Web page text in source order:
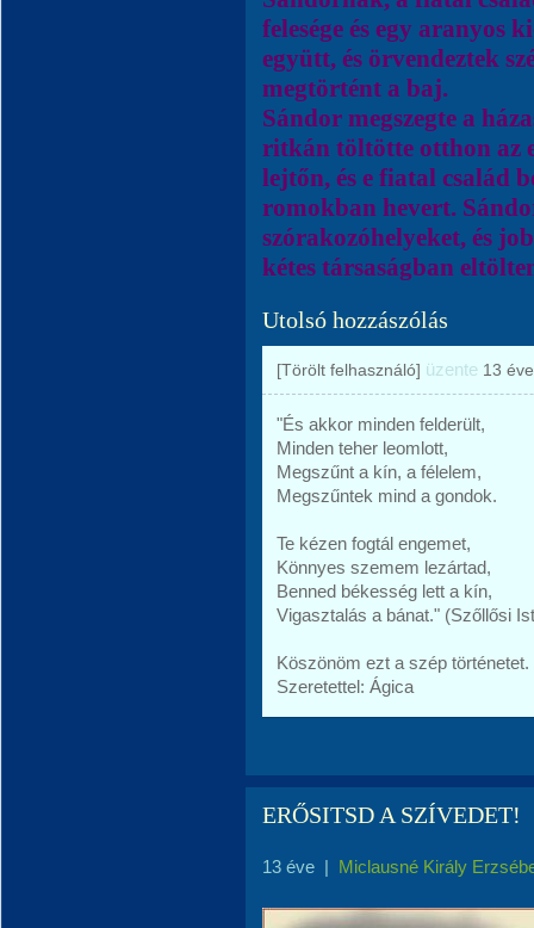
felesége és egy aranyos
együtt, és örvendeztek
megtörtént a baj.
Sándor megszegte a
ritkán töltötte otthon az
lejtőn, és e fiatal család
romokban hevert.
szórakozóhelyeket, és
kétes társaságban
Utolsó hozzászólás
[Törölt felhasználó] üzente 13 éve
"És akkor minden felderült,
Minden teher leomlott,
Megszűnt a kín, a félelem,
Megszűntek mind a gondok.
Te kézen fogtál engemet,
Könnyes szemem lezártad,
Benned békesség lett a kín,
Vigasztalás a bánat." (Szőllősi
Köszönöm ezt a szép történetet.
Szeretettel: Ágica
ERŐSITSD A SZÍVEDET!
13 éve | Miclausné Király